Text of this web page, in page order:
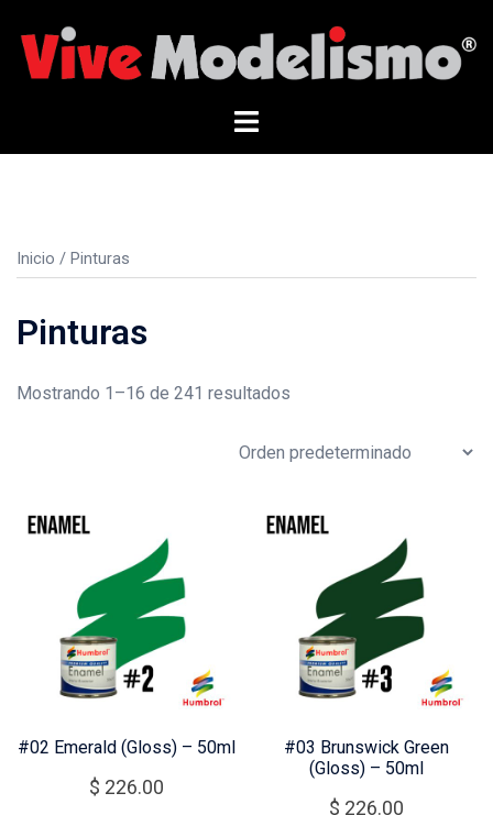
contenido
Alternar
Inicio / Pinturas
Pinturas
Mostrando 1–16 de 241 resultados
#02 Emerald (Gloss) – 50ml
$ 226.00
#03 Brunswick Green
(Gloss) – 50ml
$ 226.00